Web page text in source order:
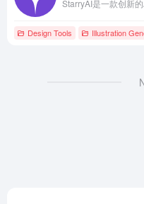
Design Tools Illustration